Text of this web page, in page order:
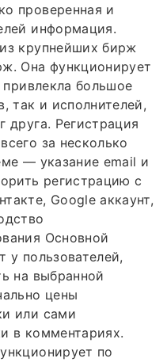
проверенная и
информация.
крупнейших бирж
Она функционирует
большое
так и исполнителей,
друга. Регистрация
за несколько
— указание email и
регистрацию с
Google аккаунт,
Основной
у пользователей,
на выбранной
цены
или сами
в комментариях.
по